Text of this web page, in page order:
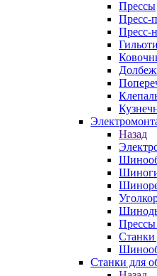
Прессы
Пресс-
Пресс-
Назад
Станки
Станки для